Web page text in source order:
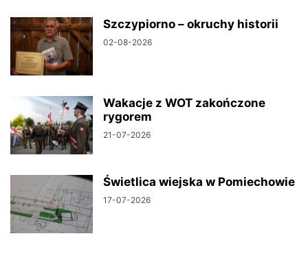
Szczypiorno – okruchy historii
02-08-2026
Wakacje z WOT zakończone
rygorem
21-07-2026
Świetlica wiejska w Pomiechowie
17-07-2026